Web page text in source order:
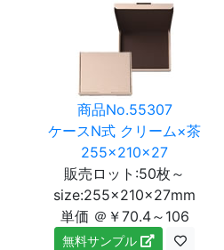
商品No.55307
ケースN式 クリーム×茶
255×210×27
販売ロット:50枚～
size:255×210×27mm
単価 ＠￥70.4～106
無料サンプル